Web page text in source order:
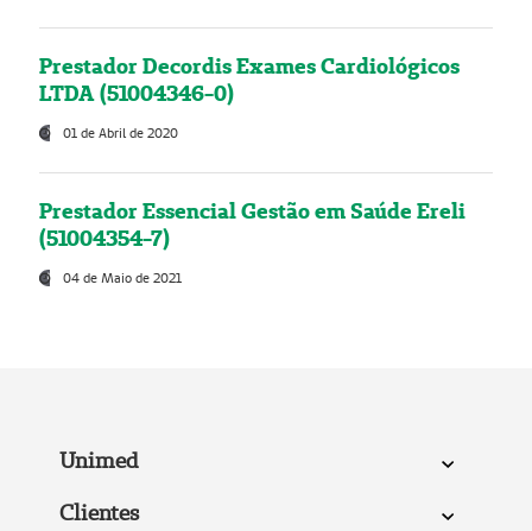
Prestador Decordis Exames Cardiológicos
LTDA (51004346-0)
01 de Abril de 2020
Prestador Essencial Gestão em Saúde Ereli
(51004354-7)
04 de Maio de 2021
Unimed
Clientes